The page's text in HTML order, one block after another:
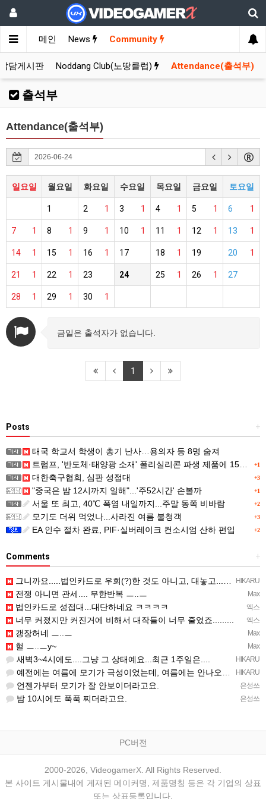
메인 News Community
담게시판 Noddang Club(노땅클럽) Attendance(출석부)
출석부
Attendance(출석부)
일요일 월요일 화요일 수요일 목요일 금요일 토요일
1 1
2 1
3 1
4 1
5 1
6
1
7 1
8 1
9 1
10 1
11 1
12 1
13
1
14 1
15 1
16 17 1
18 19 1
20
1
21 1
22 23 24 1
25 1
26 27
1
28 1
29 1
30
금일은 출석자가 없습니다.
1
+
Posts
태국 학교서 학생이 총기 난사…용의자 등 8명 숨져
+1
트럼프, '반도체·태양광 소재' 폴리실리콘 파생 제품에 15% 관세...한국 기업도 영향
+3
대한축구협회, 심판 성접대
+1
"중국은 밤 12시까지 일해"...'주52시간' 손볼까
+2
서울 또 최고, 40℃ 폭염 내일까지...주말 동쪽 비바람
+3
모기도 더위 먹었나...사라진 여름 불청객
+2
EA 인수 절차 완료, PIF·실버레이크 컨소시엄 산하 편입
+
Comments
HIKARU
그니까요.....법인카드로 우회(?)한 것도 아니고, 대놓고...ㅋ ㅋ)
Max
전쟁 아니면 관세.... 무한반복 ㅡ..ㅡ
엑스
법인카드로 성접대...대단하네요 ㅋㅋㅋㅋ
엑스
너무 커졌지만 커진거에 비해서 대작들이 너무 줄었죠.........
Max
갱장허네 ㅡ..ㅡ
Max
헐 ㅡ..ㅡy~
HIKARU
새벽3~4시에도....그냥 그 상태예요...최근 1주일은....
HIKARU
예전에는 여름에 모기가 극성이었는데, 여름에는 안나오는 것 같은.....ㅎ ㅎ)
은성쓰
언젠가부터 모기가 잘 안보이더라고요.
은성쓰
밤 10시에도 푹푹 찌더라고요.
PC버전
2000-2026, VideogamerX. All Rights Reserved.
본 사이트 게시물내에 게재된 메이커명, 제품명칭 등은 각 기업의 상표
또는 상표등록입니다.